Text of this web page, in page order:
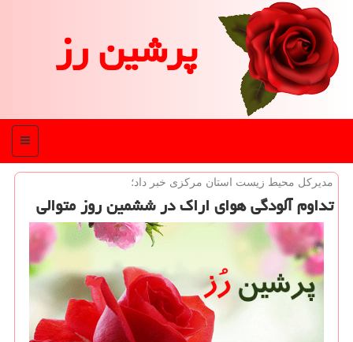
پرشین رز
منو
مدیركل محیط زیست استان مركزی خبر داد؛
تداوم آلودگی هوای اراك در ششمین روز متوالی